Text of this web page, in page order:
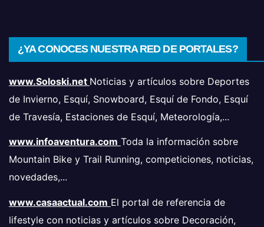
¿YA CONOCES NUESTRA RED DE PORTALES?
www.Soloski.net Noticias y artículos sobre Deportes
de Invierno, Esquí, Snowboard, Esquí de Fondo, Esquí
de Travesía, Estaciones de Esquí, Meteorología,...
www.infoaventura.com Toda la información sobre
Mountain Bike y Trail Running, competiciones, noticias,
novedades,...
www.casaactual.com El portal de referencia de
lifestyle con noticias y artículos sobre Decoración,